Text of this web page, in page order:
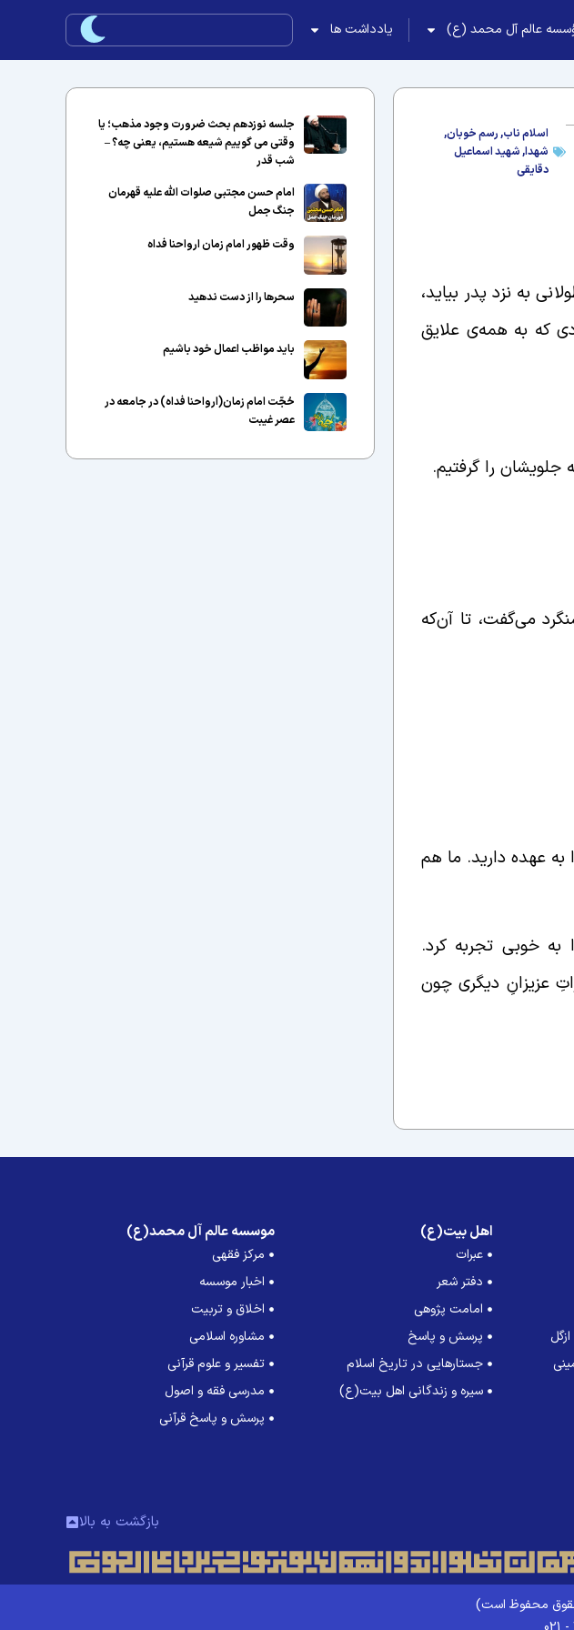
عالم آل محمد (ع) یادداشت ها
اسلام ناب,رسم خوبان,
شهدا,شهید اسماعیل
دقایقی
به نزد پدر بیاید،
که به همه‌ی علایق
را گرفتیم.
می‌گفت، تا آن‌‌که
عهده دارید. ما هم
خوبی تجربه کرد.
عزیزانِ دیگری چون
جلسه نوزدهم بحث ضرورت وجود مذهب؛ یا
وقتی می گوییم شیعه هستیم، یعنی چه؟ –
شب قدر
امام حسن مجتبی صلوات الله علیه قهرمان
جنگ جمل
وقت ظهور امام زمان ارواحنا فداه
سحرها را از دست ندهید
باید مواظب اعمال خود باشیم
حُجّت امام زمان(ارواحنا فداه) در جامعه در
عصر غیبت
اهل بیت(ع)
عبرات
دفتر شعر
امامت پژوهی
پرسش و پاسخ
جستارهایی در تاریخ اسلام
سیره و زندگانی اهل بیت(ع)
موسسه عالم آل محمد(ع)
مرکز فقهی
اخبار موسسه
اخلاق و تربیت
مشاوره اسلامی
تفسیر و علوم قرآنی
مدرسی فقه و اصول
پرسش و پاسخ قرآنی
بازگشت به بالا
حقوق محفوظ است)